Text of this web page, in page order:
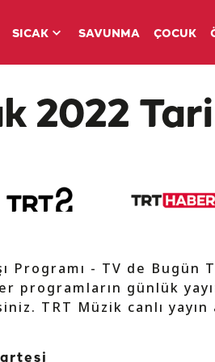
SICAK SAVUNMA ÇOCUK
2022
Programı - TV de Bugün
programların günlük
TRT Müzik canlı yayın